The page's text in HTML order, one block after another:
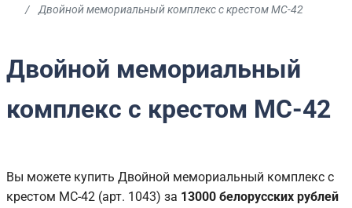
Двойной мемориальный комплекс с крестом MC-42
Двойной мемориальный
комплекс с крестом MC-42
Вы можете купить Двойной мемориальный комплекс с
крестом MC-42 (арт. 1043) за 13000 белорусских рублей